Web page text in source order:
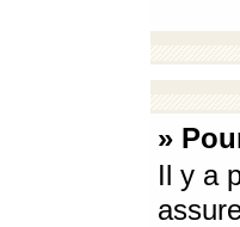
»
Il y a